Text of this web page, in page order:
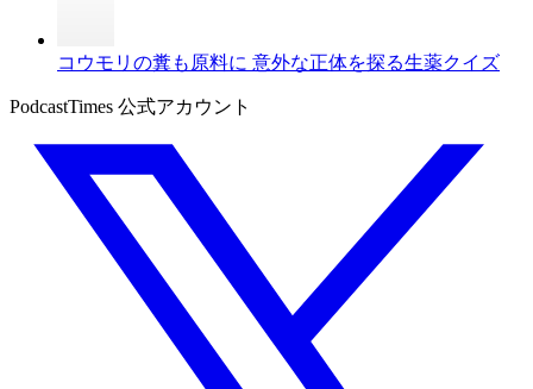
コウモリの糞も原料に 意外な正体を探る生薬クイズ
PodcastTimes 公式アカウント